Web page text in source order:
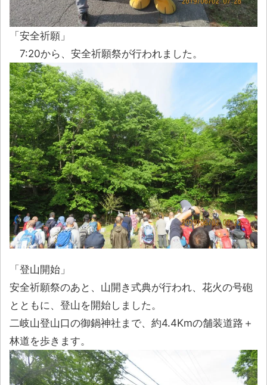
「安全祈願」
7:20から、安全祈願祭が行われました。
「登山開始」
安全祈願祭のあと、山開き式典が行われ、花火の号砲
とともに、登山を開始しました。
二岐山登山口の御鍋神社まで、約4.4Kmの舗装道路＋
林道を歩きます。